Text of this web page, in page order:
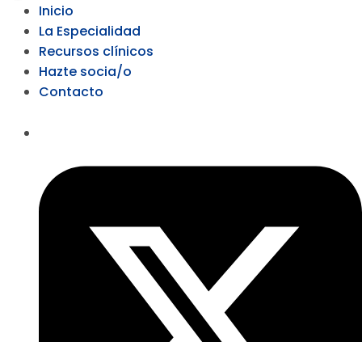
Inicio
La Especialidad
Recursos clínicos
Hazte socia/o
Contacto